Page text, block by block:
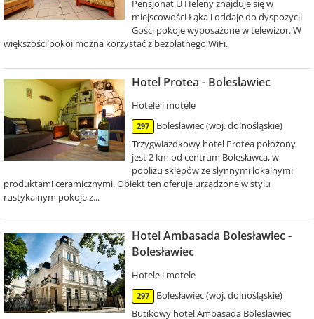
Pensjonat U Heleny znajduje się w
miejscowości Łąka i oddaje do dyspozycji
Gości pokoje wyposażone w telewizor. W
większości pokoi można korzystać z bezpłatnego WiFi.
Hotel Protea - Bolesławiec
Hotele i motele
297
Bolesławiec (woj. dolnośląskie)
Trzygwiazdkowy hotel Protea położony
jest 2 km od centrum Bolesławca, w
pobliżu sklepów ze słynnymi lokalnymi
produktami ceramicznymi. Obiekt ten oferuje urządzone w stylu
rustykalnym pokoje z...
Hotel Ambasada Bolesławiec -
Bolesławiec
Hotele i motele
297
Bolesławiec (woj. dolnośląskie)
Butikowy hotel Ambasada Bolesławiec